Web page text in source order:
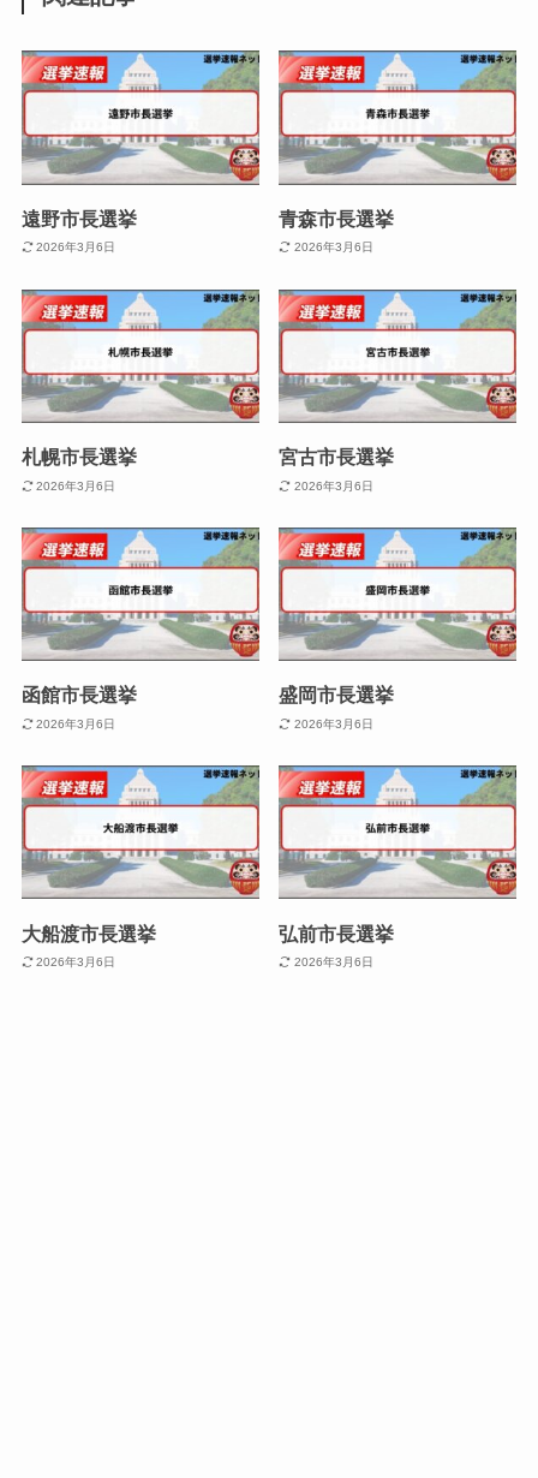
遠野市長選挙
2026年3月6日
青森市長選挙
2026年3月6日
札幌市長選挙
2026年3月6日
宮古市長選挙
2026年3月6日
函館市長選挙
2026年3月6日
盛岡市長選挙
2026年3月6日
大船渡市長選挙
2026年3月6日
弘前市長選挙
2026年3月6日